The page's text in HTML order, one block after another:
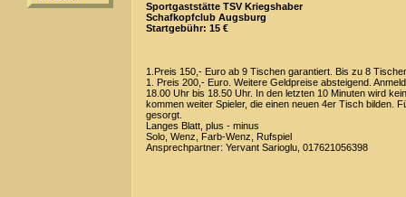
Sportgaststätte TSV Kriegshaber
Schafkopfclub Augsburg
Startgebühr: 15 €
1.Preis 150,- Euro ab 9 Tischen garantiert. Bis zu 8
1. Preis 200,- Euro. Weitere Geldpreise absteigend.
18.00 Uhr bis 18.50 Uhr. In den letzten 10 Minuten wird
kommen weiter Spieler, die einen neuen 4er Tisch bilden.
gesorgt.
Langes Blatt, plus - minus
Solo, Wenz, Farb-Wenz, Rufspiel
Ansprechpartner: Yervant Sarioglu, 017621056398